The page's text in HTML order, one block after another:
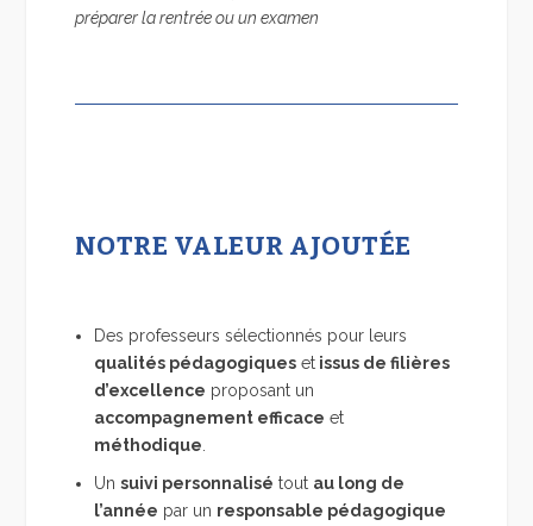
préparer la rentrée ou un examen
NOTRE VALEUR AJOUTÉE
Des professeurs sélectionnés pour leurs
qualités pédagogiquesetissus de filières
d’excellence proposant un
accompagnement efficace et
méthodique
Un suivi personnalisé tout au long de
l’année par un responsable pédagogique